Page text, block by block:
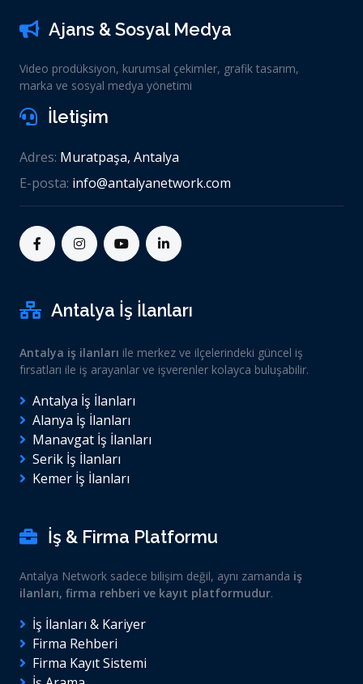
Ajans & Sosyal Medya
Video prodüksiyon, kurumsal çekimler, grafik tasarım,
marka ve sosyal medya yönetimi
İletişim
Adres: Muratpaşa, Antalya
E-posta: info@antalyanetwork.com
Antalya İş İlanları
Antalya iş ilanları ile merkez ve ilçelerindeki güncel iş
fırsatları ile iş arayanlar ve işverenler kolayca buluşabilir.
Antalya İş İlanları
Alanya İş İlanları
Manavgat İş İlanları
Serik İş İlanları
Kemer İş İlanları
İş & Firma Platformu
Antalya Network sadece bilişim değil, aynı zamanda iş
ilanları, firma rehberi ve kayıt platformudur.
İş İlanları & Kariyer
Firma Rehberi
Firma Kayıt Sistemi